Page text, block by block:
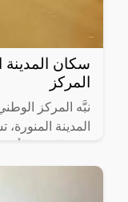
سكان المدينة
المركز
نبَّه المركز
المدينة